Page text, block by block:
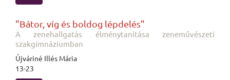
"Bátor, víg és boldog lépdelés"
A zenehallgatás élménytanítása zeneművészeti
szakgimnáziumban
Újváriné Illés Mária
13-23